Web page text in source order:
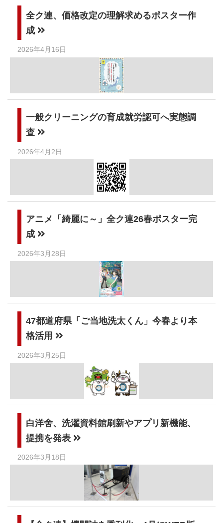
全ク連、価格改定の理解求めるポスター作
成
2026年4月16日
一般クリーニングの育成就労認可へ実態調
査
2026年4月2日
アニメ「綺麗に～」全ク連26春ポスター完
成
2026年3月28日
47都道府県「ご当地洗太くん」今春より本
格活用
2026年3月25日
白洋舍、洗濯資料館刷新やアプリ新機能、
提携を発表
2026年3月18日